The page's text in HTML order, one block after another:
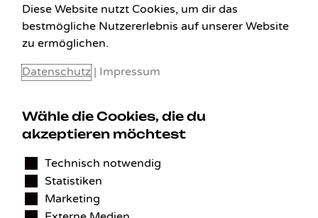
KONTAKT
Benedikt Stelzner
Autopflege Stelzner
Diese Website nutzt Cookies, um dir das
bestmögliche Nutzererlebnis auf unserer Website
zu ermöglichen.
Datenschutz | Impressum
Wähle die Cookies, die du
akzeptieren möchtest
Technisch notwendig
Statistiken
Marketing